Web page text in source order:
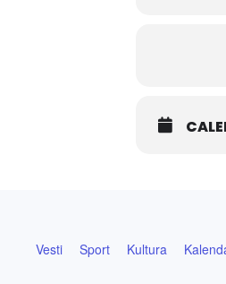
Vesti Sport Kultura